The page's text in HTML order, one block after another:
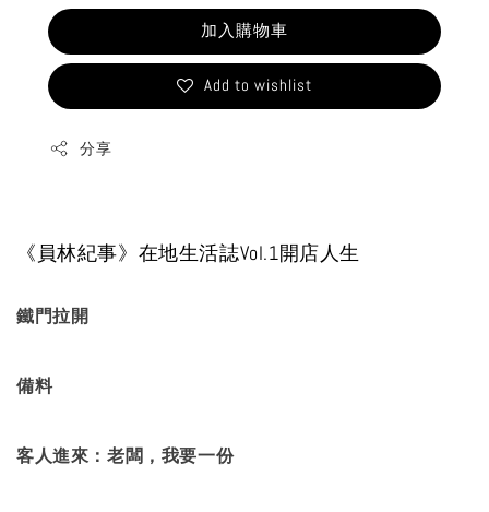
加入購物車
Add to wishlist
分享
《員林紀事》在地生活誌Vol.1開店人生
鐵門拉開
備料
客人進來：老闆，我要一份